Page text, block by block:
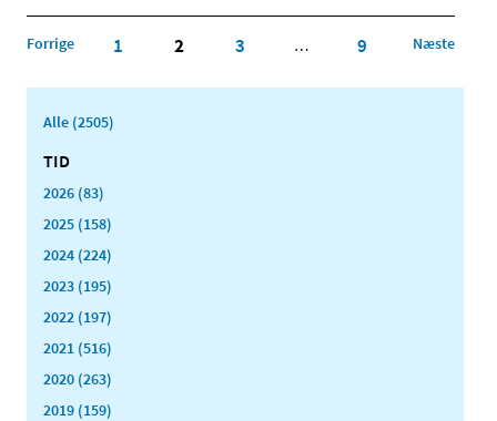
Forrige 1 2 3 … 9 Næste
Alle (2505)
TID
2026 (83)
2025 (158)
2024 (224)
2023 (195)
2022 (197)
2021 (516)
2020 (263)
2019 (159)